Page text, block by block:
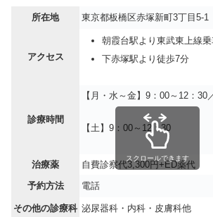
所在地 東京都板橋区赤塚新町3丁目5-1
アクセス
朝霞台駅より東武東上線
下赤塚駅より徒歩7分
診療時間
【月・水～金】9：00～12：30
【土】9：00～12：30
治療薬
自費診察代3,300円+ED薬代
予約方法
電話
その他の診療科 泌尿器科・内科・皮膚科他
スクロールできます